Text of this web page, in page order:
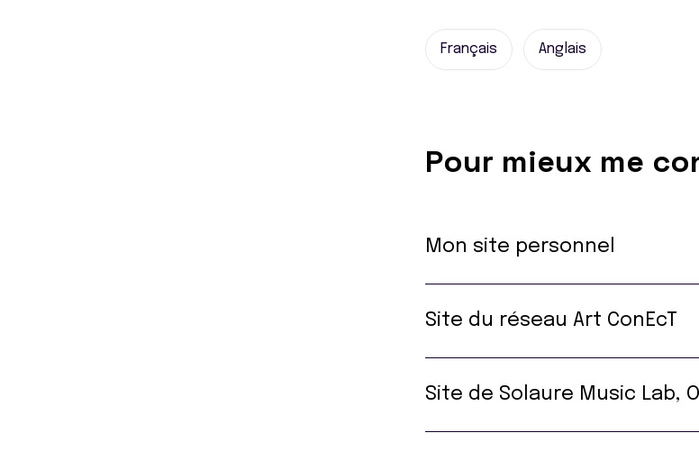
Français Anglais
Pour mieux me
Mon site personnel
Site du réseau Art ConEcT
Site de Solaure Music Lab,